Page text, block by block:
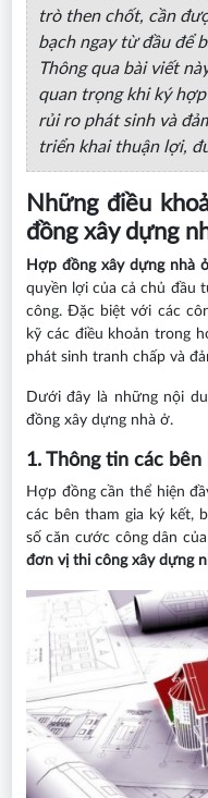
trò then chốt, cần
bạch ngay từ đầu để
Thông qua bài viết
quan trọng khi ký
rủi ro phát sinh và
triển khai thuận lợi,
Những điều
đồng xây dựng
Hợp đồng xây dựng nhà
quyền lợi của cả chủ đầu
công. Đặc biệt với các
kỹ các điều khoản trong
phát sinh tranh chấp và
Dưới đây là những nội
đồng xây dựng nhà ở.
1. Thông tin các bên
Hợp đồng cần thể hiện
các bên tham gia ký kết,
số căn cước công dân
đơn vị thi công xây dựng